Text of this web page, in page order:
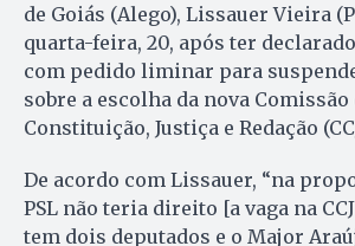
de Goiás (Alego), Lissauer Vieira
quarta-feira, 20, após ter
com pedido liminar para
sobre a escolha da nova Comissão
Constituição, Justiça e Redação
De acordo com Lissauer, “na
PSL não teria direito [a vaga na
tem dois deputados e o Major